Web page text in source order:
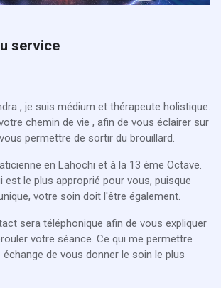
service
, je suis médium et thérapeute holistique.
chemin de vie , afin de vous éclairer sur
permettre de sortir du brouillard.
en Lahochi et à la 13 ème Octave.
est le plus approprié pour vous, puisque
votre soin doit l'être également.
sera téléphonique afin de vous expliquer
votre séance. Ce qui me permettre
de vous donner le soin le plus